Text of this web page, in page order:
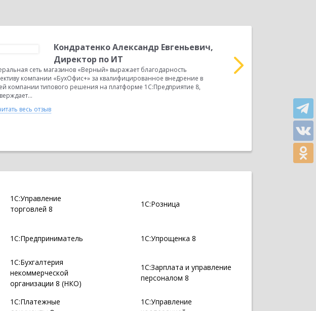
Кондратенко Александр Евгеньевич,
Директор по ИТ
сеть магазинов «Верный» выражает благодарность
компании «БухОфис+» за квалифицированное внедрение в
компании типового решения на платформе 1С:Предприятие 8,
весь отзыв
ООО «Кампари Рус»
Прочитать весь отзыв
1С:Управление
торговлей 8
1С:Розница
1С:Предприниматель 1С:Упрощенка 8
1С:Бухгалтерия
некоммерческой
организации 8 (НКО)
1С:Зарплата и управление
персоналом 8
1С:Платежные
1С:Управление